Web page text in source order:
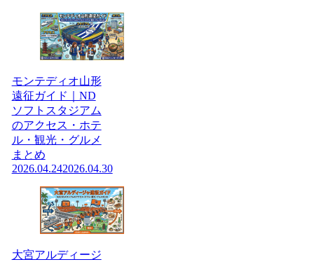
モンテディオ山形
遠征ガイド｜ND
ソフトスタジアム
のアクセス・ホテ
ル・観光・グルメ
まとめ
2026.04.242026.04.30
大宮アルディージ